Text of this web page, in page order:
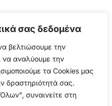
σας δεδομένα
βελτιώσουμε την
να αναλύουμε την
τα Cookies μας
δραστηριότητά σας.
συναινείτε στη